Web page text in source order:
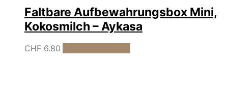
Faltbare Aufbewahrungsbox Mini,
Kokosmilch – Aykasa
CHF 6.80